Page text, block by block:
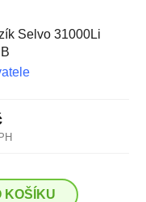
Selvo 31000Li
KOŠÍKU